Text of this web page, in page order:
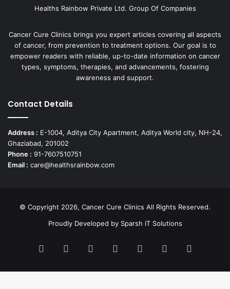
Healths Rainbow Private Ltd. Group Of Companies
Cancer Cure Clinics brings you expert articles covering all aspects
of cancer, from prevention to treatment options. Our goal is to
empower readers with reliable, up-to-date information on cancer
types, symptoms, therapies, and advancements, fostering
awareness and support.
Contact Details
Address : E-1004, Aditya City Apartment, Aditya World city, NH-24,
Ghaziabad, 201002
Phone : 91-7607510751
Email : care@healthsrainbow.com
© Copyright 2026, Cancer Cure Clinics All Rights Reserved.
Proudly Developed by Sparsh IT Solutions
Facebook PinterestLinkedInYouTubeInstagram